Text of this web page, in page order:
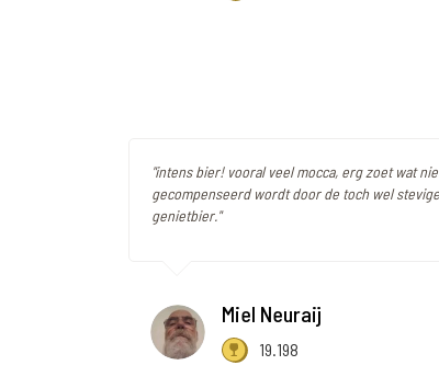
"intens bier! vooral veel mocca, erg zoet wat
gecompenseerd wordt door de toch wel
genietbier."
Miel Neuraij
19.198